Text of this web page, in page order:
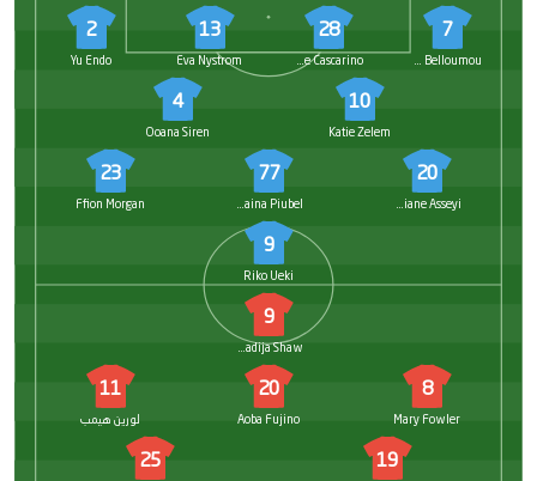
7
Inès Belloumou
28
Estelle Cascarino
13
Eva Nystrom
2
Yu Endo
10
Katie Zelem
4
Ooana Siren
20
Viviane Asseyi
77
Seraina Piubel
23
Ffion Morgan
9
Riko Ueki
9
Khadija Shaw
8
Mary Fowler
20
Aoba Fujino
11
لورين هيمب
19
25